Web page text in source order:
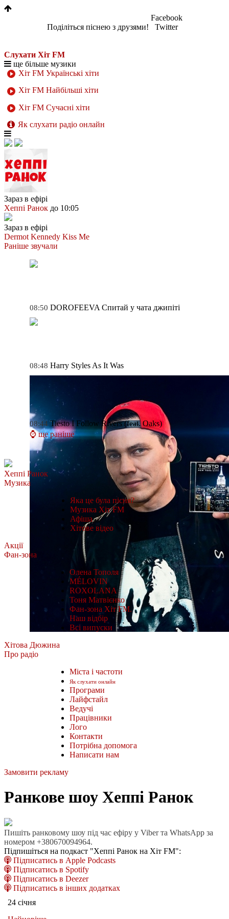
Поділіться піснею з друзями!
Facebook
Twitter
Слухати Хіт FM
ще більше музики
Хіт FM Українські хіти
Хіт FM Найбільші хіти
Хіт FM Сучасні хіти
Як слухати радіо онлайн
Зараз в ефірі
Хеппі Ранок до 10:05
Зараз в ефірі
Dermot Kennedy Kiss Me
Раніше звучали
08:50 DOROFEEVA Спитай у чата джипіті
08:48 Harry Styles As It Was
08:44 Tiesto I Follow Rivers (feat. Oaks)
⌚ ще раніше
Хеппі Ранок
Музика
Яка це була пісня?
Музика Хіт FM
Афіша
Хітове відео
Акції
Фан-зона
Олена Тополя
MÉLOVIN
ROXOLANA
Тоня Матвієнко
Фан-зона Хіт FM.
Наш відбір
Всі випуски
Хітова Дюжина
Про радіо
Міста і частоти
Як слухати онлайн
Програми
Лайфстайл
Ведучі
Працівники
Лого
Контакти
Потрібна допомога
Написати нам
Замовити рекламу
Ранкове шоу Хеппі Ранок
Пишіть ранковому шоу під час ефіру у Viber та WhatsApp за
номером +380670094964.
Підпишіться на подкаст "Хеппі Ранок на Хіт FM":
Підписатись в Apple Podcasts
Підписатись в Spotify
Підписатись в Deezer
Підписатись в інших додатках
24 січня